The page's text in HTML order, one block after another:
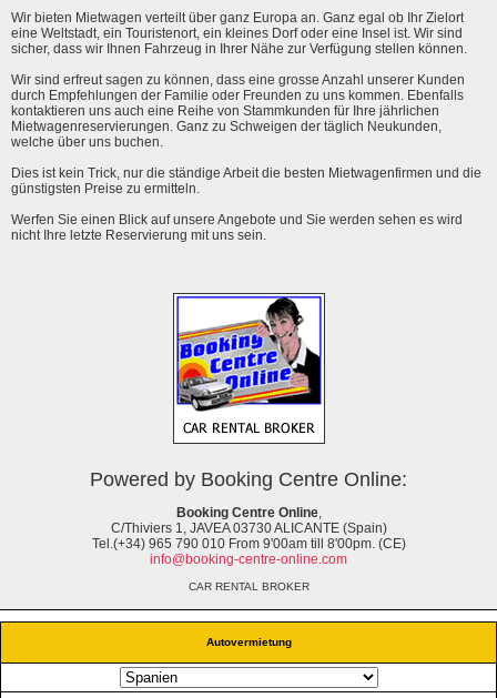
Autovermietung
Wir bieten Mietwagen verteilt über ganz Europa an. Ganz egal ob Ihr Zielort
eine Weltstadt, ein Touristenort, ein kleines Dorf oder eine Insel ist. Wir sind
sicher, dass wir Ihnen Fahrzeug in Ihrer Nähe zur Verfügung stellen können.
Wir sind erfreut sagen zu können, dass eine grosse Anzahl unserer Kunden
durch Empfehlungen der Familie oder Freunden zu uns kommen. Ebenfalls
kontaktieren uns auch eine Reihe von Stammkunden für Ihre jährlichen
Mietwagenreservierungen. Ganz zu Schweigen der täglich Neukunden,
welche über uns buchen.
Dies ist kein Trick, nur die ständige Arbeit die besten Mietwagenfirmen und die
günstigsten Preise zu ermitteln.
Werfen Sie einen Blick auf unsere Angebote und Sie werden sehen es wird
nicht Ihre letzte Reservierung mit uns sein.
Powered by Booking Centre Online:
Booking Centre Online,
C/Thiviers 1, JAVEA 03730 ALICANTE (Spain)
Tel.(+34) 965 790 010 From 9'00am till 8'00pm. (CE)
info@booking-centre-online.com
CAR RENTAL BROKER